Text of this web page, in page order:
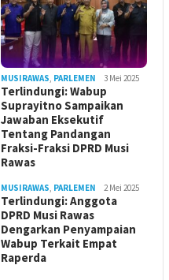
MUSIRAWAS PARLEMEN 3 Mei 2025
Terlindungi: Wabup
Suprayitno Sampaikan
Jawaban Eksekutif
Tentang Pandangan
Fraksi-Fraksi DPRD Musi
Rawas
MUSIRAWAS PARLEMEN 2 Mei 2025
Terlindungi: Anggota
DPRD Musi Rawas
Dengarkan Penyampaian
Wabup Terkait Empat
Raperda